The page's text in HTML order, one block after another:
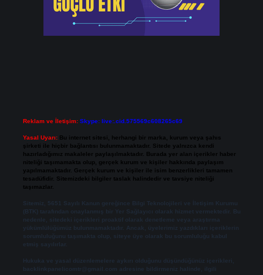
Reklam ve İletişim: Skype: live:.cid.575569c608265c69
Yasal Uyarı: Bu internet sitesi, herhangi bir marka, kurum veya şahıs
şirketi ile hiçbir bağlantısı bulunmamaktadır. Sitede yalnızca kendi
hazırladığımız makaleler paylaşılmaktadır. Burada yer alan içerikler haber
niteliği taşımamakta olup, gerçek kurum ve kişiler hakkında paylaşım
yapılmamaktadır. Gerçek kurum ve kişiler ile isim benzerlikleri tamamen
tesadüfidir. Sitemizdeki bilgiler taslak halindedir ve tavsiye niteliği
taşımazlar.
Sitemiz, 5651 Sayılı Kanun gereğince Bilgi Teknolojileri ve İletişim Kurumu
(BTK) tarafından onaylanmış bir Yer Sağlayıcı olarak hizmet vermektedir. Bu
nedenle, sitedeki içerikleri proaktif olarak denetleme veya araştırma
yükümlülüğümüz bulunmamaktadır. Ancak, üyelerimiz yazdıkları içeriklerin
sorumluluğunu taşımakta olup, siteye üye olarak bu sorumluluğu kabul
etmiş sayılırlar.
Hukuka ve yasal düzenlemelere aykırı olduğunu düşündüğünüz içerikleri,
backlinkpanelicomtr@gmail.com adresine bildirmeniz halinde, ilgili